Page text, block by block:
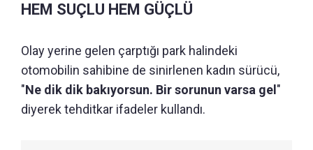
HEM SUÇLU HEM GÜÇLÜ
Olay yerine gelen çarptığı park halindeki
otomobilin sahibine de sinirlenen kadın sürücü,
"Ne dik dik bakıyorsun. Bir sorunun varsa gel "
diyerek tehditkar ifadeler kullandı.